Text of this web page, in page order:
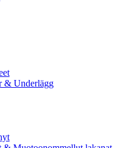
& Underlägg